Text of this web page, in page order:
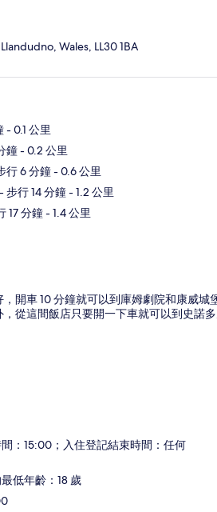
Wales, LL30 1BA
- 0.1 公里
鐘- 0.2 公里
行 6 分鐘- 0.6 公里
- 步行 14 分鐘- 1.2 公里
17 分鐘- 1.4 公里
開車 10 分鐘就可以到庫姆劇院和康威
從這間飯店只要開一下車就可以到史諾多
：15:00；入住登記結束時間：任何
低年齡：18 歲